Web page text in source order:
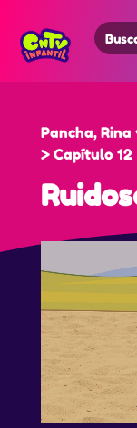
Search
for:
Pancha,
> Capítulo 12